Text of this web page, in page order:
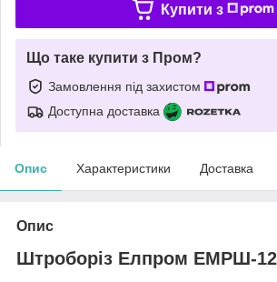
Купити з
Що таке купити з Пром?
Замовлення під захистом
Доступна доставка
Опис Характеристики Доставка
Опис
Штроборіз Елпром ЕМРШ-